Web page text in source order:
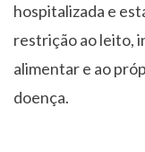
hospitalizada e
restrição ao leito,
alimentar e ao
doença.